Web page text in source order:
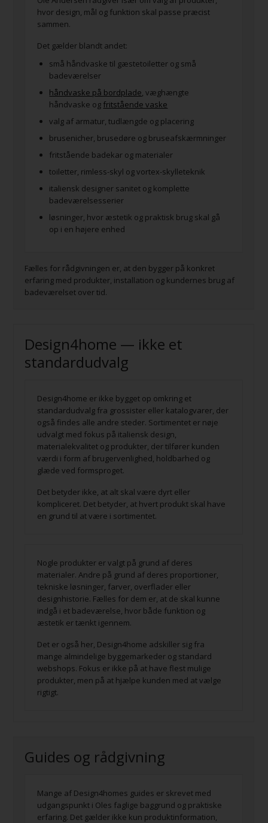
hvor design, mål og funktion skal passe præcist
sammen.
Det gælder blandt andet:
små håndvaske til gæstetoiletter og små
badeværelser
håndvaske på bordplade, væghængte
håndvaske og fritstående vaske
valg af armatur, tudlængde og placering
brusenicher, brusedøre og bruseafskærmninger
fritstående badekar og materialer
toiletter, rimless-skyl og vortex-skylleteknik
italiensk designer sanitet og komplette
badeværelsesserier
løsninger, hvor æstetik og praktisk brug skal gå
op i en højere enhed
Fælles for rådgivningen er, at den bygger på konkret
erfaring med produkter, installation og kundernes brug af
badeværelset over tid.
Design4home — ikke et
standardudvalg
Design4home er ikke bygget op omkring et
standardudvalg fra grossister eller katalogvarer, der
også findes alle andre steder. Sortimentet er nøje
udvalgt med fokus på italiensk design,
materialekvalitet og produkter, der tilfører kunden
værdi i form af brugervenlighed, holdbarhed og
glæde ved formsproget.
Det betyder ikke, at alt skal være dyrt eller
kompliceret. Det betyder, at hvert produkt skal have
en grund til at være i sortimentet.
Nogle produkter er valgt på grund af deres
materialer. Andre på grund af deres proportioner,
tekniske løsninger, farver, overflader eller
designhistorie. Fælles for dem er, at de skal kunne
indgå i et badeværelse, hvor både funktion og
æstetik er tænkt igennem.
Det er også her, Design4home adskiller sig fra
mange almindelige byggemarkeder og standard
webshops. Fokus er ikke på at have flest mulige
produkter, men på at hjælpe kunden med at vælge
rigtigt.
Guides og rådgivning
Mange af Design4homes guides er skrevet med
udgangspunkt i Oles faglige baggrund og praktiske
erfaring. Det gælder ikke kun produktinformation,